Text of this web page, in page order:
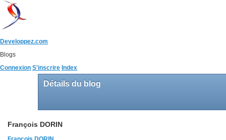
Developpez.com
Blogs
Connexion S'inscrire Index
Détails du blog
François DORIN